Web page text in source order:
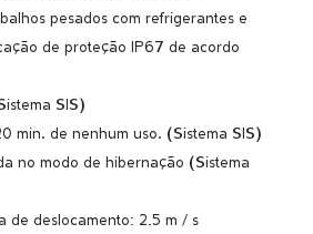
pesados com refrigerantes e
de proteção IP67 de acordo
SIS)
min. de nenhum uso. (Sistema SIS)
no modo de hibernação (Sistema
de deslocamento: 2,5 m / s